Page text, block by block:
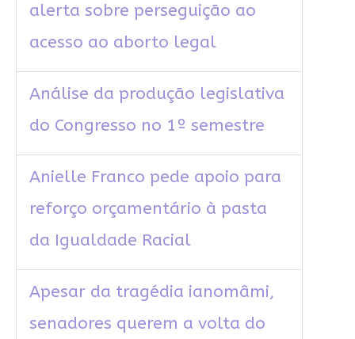
alerta sobre perseguição ao
acesso ao aborto legal
Análise da produção legislativa
do Congresso no 1º semestre
Anielle Franco pede apoio para
reforço orçamentário à pasta
da Igualdade Racial
Apesar da tragédia ianomâmi,
senadores querem a volta do